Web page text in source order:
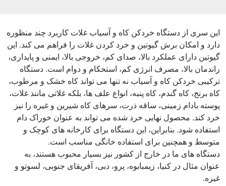
این سری از دستگاه خردکن کاه و آسیاب غلات کاربرد چند منظوره
دارد و امکان برش گیوتین و خرد کردن غلات را فراهم می کند. این
گیوتین دارای عملکرد بالا، صدای کم، خروجی بالا، ایمنی و پایداری،
راندمان بالا، مصرف انرژی کم، استحکام و دوام است. دستگاه
ترکیبی خردکن کاه و آسیاب نه تنها می تواند کاه خشک و مرطوب،
کاه برنج، کاه گندم، کاه پنبه، انواع علف ها، بلکه غلاتی مانند غلات،
پوسته بادام زمینی، ساقه ذرت، سرهای کاه شیرین و غیره را نیز
خرد کند. محصول نهایی خرد شده می تواند به عنوان خوراک دام
استفاده شود. بنابراین، این دستگاه برای کارخانه های کوچک و
متوسط ​​و همچنین برای استفاده خانگی مناسب است.
دستگاه های ما در خارج از کشور نیز بسیار محبوب هستند، به
عنوان مثال در کنیا، زیمبابوه، پرو، دبی، آفریقای جنوبی، لسوتو و
غیره.